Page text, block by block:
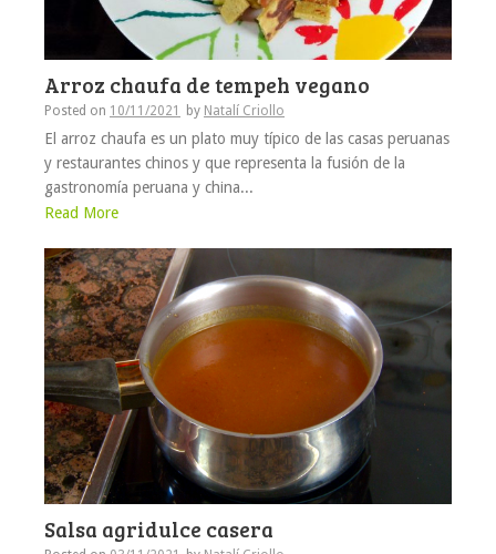
Arroz chaufa de tempeh vegano
Posted on 10/11/2021 by Natalí Criollo
El arroz chaufa es un plato muy típico de las casas peruanas
y restaurantes chinos y que representa la fusión de la
gastronomía peruana y china...
Read More
Salsa agridulce casera